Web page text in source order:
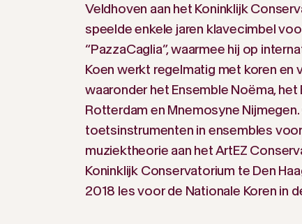
Veldhoven aan het Koninklijk
speelde enkele jaren klavecimbel
“PazzaCaglia”, waarmee hij op
Koen werkt regelmatig met koren en
waaronder het Ensemble Noëma, het
Rotterdam en Mnemosyne
toetsinstrumenten in ensembles
muziektheorie aan het ArtEZ
Koninklijk Conservatorium te Den
2018 les voor de Nationale Koren in